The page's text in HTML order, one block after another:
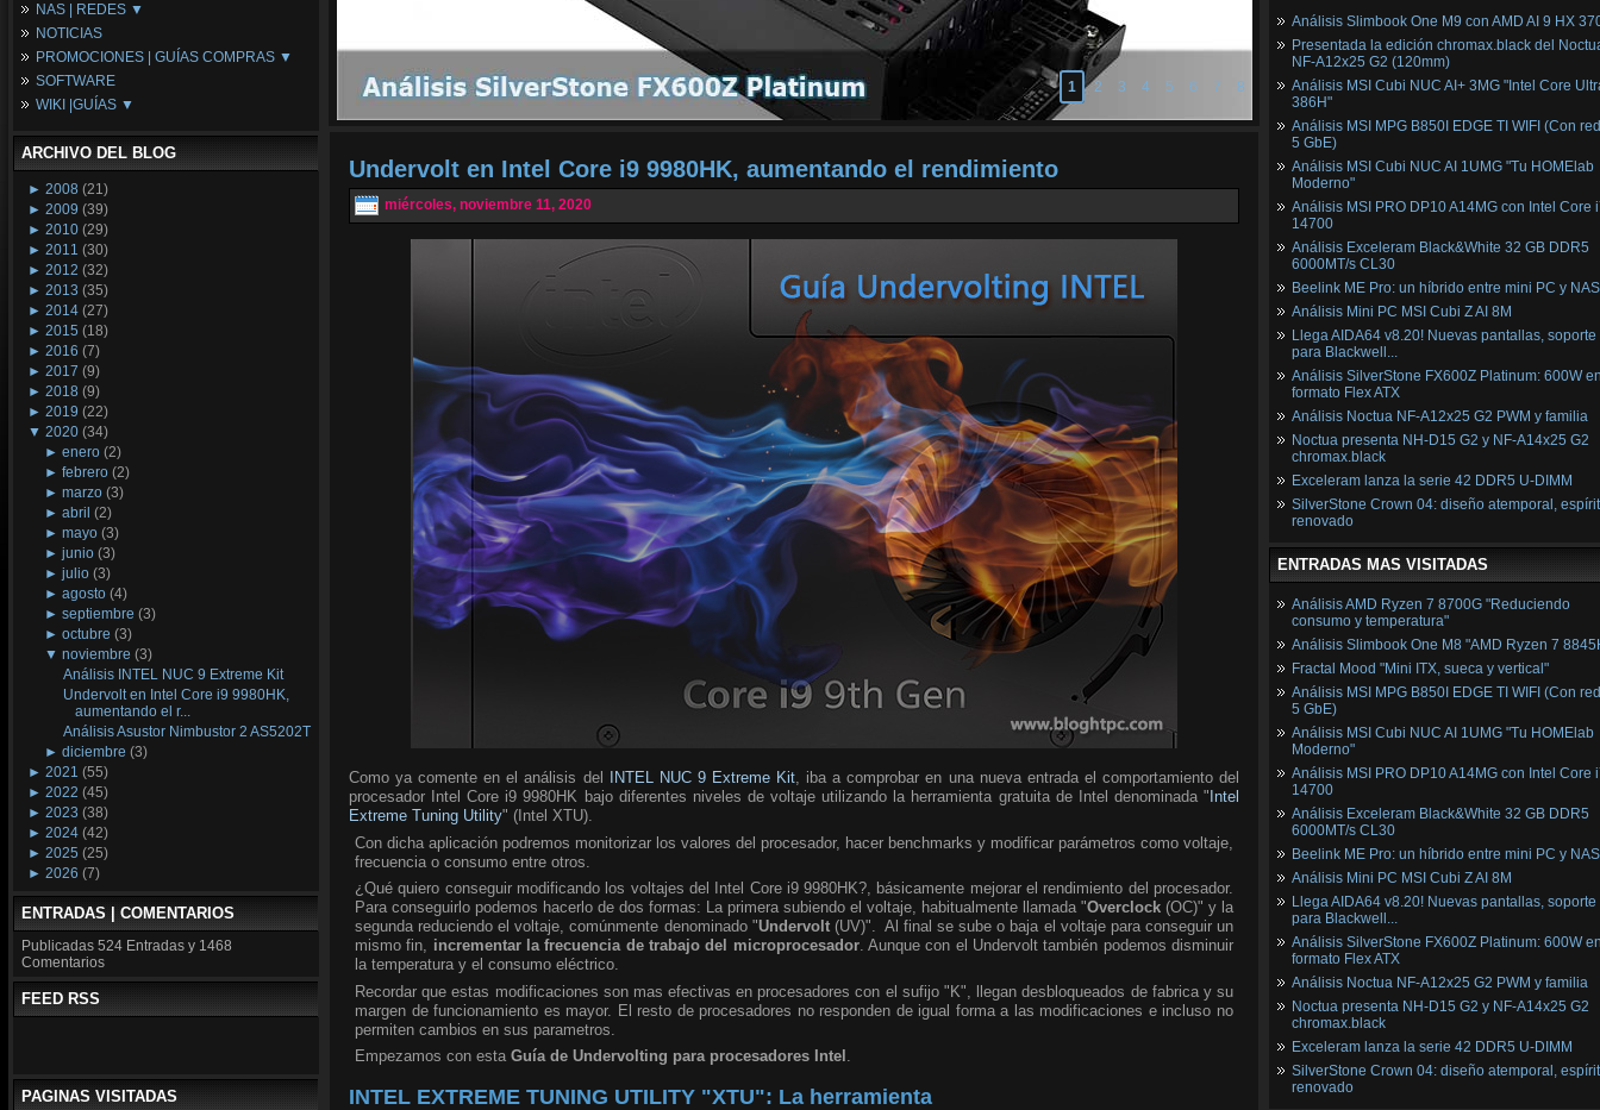
Placas Base
Procesadores
Periféricos
Refrigeración
Tarjetas Gráficas
NAS | REDES ▼
NAS
Espacio Synology
Redes
NOTICIAS
PROMOCIONES | GUÍAS COMPRAS ▼
Configuraciones Ordenadores
Guías de Compras
SOFTWARE
WIKI |GUÍAS ▼
Wikipedia
ARCHIVO DEL BLOG
► 2008 (21)
► 2009 (39)
► 2010 (29)
► 2011 (30)
► 2012 (32)
► 2013 (35)
► 2014 (27)
► 2015 (18)
► 2016 (7)
► 2017 (9)
► 2018 (9)
► 2019 (22)
▼ 2020 (34)
►enero (2)
►febrero (2)
►marzo (3)
►abril (2)
►mayo (3)
►junio (3)
►julio (3)
►agosto (4)
►septiembre (3)
►octubre (3)
▼noviembre (3)
Análisis INTEL NUC 9 Extreme Kit
Undervolt en Intel Core i9 9980HK,
aumentando el r...
Análisis Asustor Nimbustor 2 AS5202T
►diciembre (3)
► 2021 (55)
► 2022 (45)
► 2023 (38)
► 2024 (42)
► 2025 (25)
► 2026 (7)
ENTRADAS | COMENTARIOS
Publicadas 524 Entradas y 1468
Comentarios
FEED RSS
PAGINAS VISITADAS
1 2 3 4 5 6 7 8
Undervolt en Intel Core i9 9980HK, aumentando el rendimiento
miércoles, noviembre 11, 2020
Como ya comente en el análisis del INTEL NUC 9 Extreme Kit, iba a comprobar en una nueva entrada el comportamiento del
procesador Intel Core i9 9980HK bajo diferentes niveles de voltaje utilizando la herramienta gratuita de Intel denominada " Intel
Extreme Tuning Utility" (Intel XTU).
Con dicha aplicación podremos monitorizar los valores del procesador, hacer benchmarks y modificar parámetros como voltaje,
frecuencia o consumo entre otros.
¿Qué quiero conseguir modificando los voltajes del Intel Core i9 9980HK?, básicamente mejorar el rendimiento del procesador.
Para conseguirlo podemos hacerlo de dos formas: La primera subiendo el voltaje, habitualmente llamada "Overclock (OC)" y la
segunda reduciendo el voltaje, comúnmente denominado "Undervolt (UV)". Al final se sube o baja el voltaje para conseguir un
mismo fin, incrementar la frecuencia de trabajo del microprocesador. Aunque con el Undervolt también podemos disminuir
la temperatura y el consumo eléctrico.
Recordar que estas modificaciones son mas efectivas en procesadores con el sufijo "K", llegan desbloqueados de fabrica y su
margen de funcionamiento es mayor. El resto de procesadores no responden de igual forma a las modificaciones e incluso no
permiten cambios en sus parametros.
Empezamos con esta Guía de Undervolting para procesadores Intel .
INTEL EXTREME TUNING UTILITY "XTU": La herramienta
Análisis Slimbook One M9 con AMD AI 9 HX
Presentada la edición chromax.black del
NF‑A12x25 G2 (120mm)
Análisis MSI Cubi NUC AI+ 3MG "Intel Core
386H"
Análisis MSI MPG B850I EDGE TI WIFI (Con
5 GbE)
Análisis MSI Cubi NUC AI 1UMG "Tu HOMElab
Moderno"
Análisis MSI PRO DP10 A14MG con Intel Core
14700
Análisis Exceleram Black&White 32 GB DDR5
6000MT/s CL30
Beelink ME Pro: un híbrido entre mini PC y NAS
Análisis Mini PC MSI Cubi Z AI 8M
Llega AIDA64 v8.20! Nuevas pantallas, soporte
para Blackwell...
Análisis SilverStone FX600Z Platinum: 600W
formato Flex ATX
Análisis Noctua NF-A12x25 G2 PWM y familia
Noctua presenta NH-D15 G2 y NF-A14x25 G2
chromax.black
Exceleram lanza la serie 42 DDR5 U-DIMM
SilverStone Crown 04: diseño atemporal,
renovado
ENTRADAS MAS VISITADAS
Análisis AMD Ryzen 7 8700G "Reduciendo
consumo y temperatura"
Análisis Slimbook One M8 "AMD Ryzen 7
Fractal Mood "Mini ITX, sueca y vertical"
Análisis MSI MPG B850I EDGE TI WIFI (Con
5 GbE)
Análisis MSI Cubi NUC AI 1UMG "Tu HOMElab
Moderno"
Análisis MSI PRO DP10 A14MG con Intel Core
14700
Análisis Exceleram Black&White 32 GB DDR5
6000MT/s CL30
Beelink ME Pro: un híbrido entre mini PC y NAS
Análisis Mini PC MSI Cubi Z AI 8M
Llega AIDA64 v8.20! Nuevas pantallas, soporte
para Blackwell...
Análisis SilverStone FX600Z Platinum: 600W
formato Flex ATX
Análisis Noctua NF-A12x25 G2 PWM y familia
Noctua presenta NH-D15 G2 y NF-A14x25 G2
chromax.black
Exceleram lanza la serie 42 DDR5 U-DIMM
SilverStone Crown 04: diseño atemporal,
renovado